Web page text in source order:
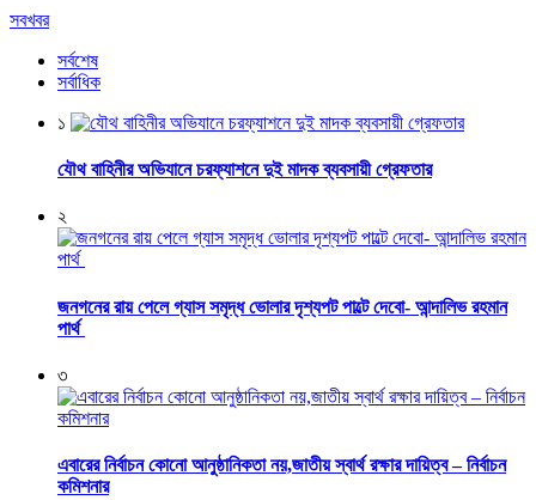
সবখবর
সর্বশেষ
সর্বাধিক
১
যৌথ বাহিনীর অভিযানে চরফ্যাশনে দুই মাদক ব্যবসায়ী গ্রেফতার
২
জনগনের রায় পেলে গ্যাস সমৃদ্ধ ভোলার দৃশ্যপট পাল্টে দেবো- আন্দালিভ রহমান
পার্থ
৩
এবারের নির্বাচন কোনো আনুষ্ঠানিকতা নয়,জাতীয় স্বার্থ রক্ষার দায়িত্ব – নির্বাচন
কমিশনার